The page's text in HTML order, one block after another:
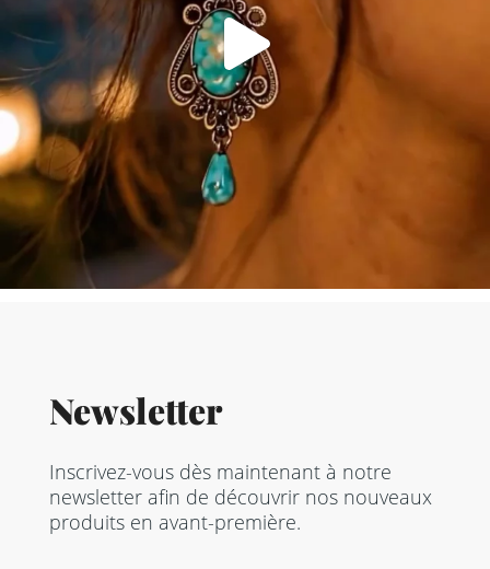
Newsletter
Inscrivez-vous dès maintenant à notre
newsletter afin de découvrir nos nouveaux
produits en avant-première.